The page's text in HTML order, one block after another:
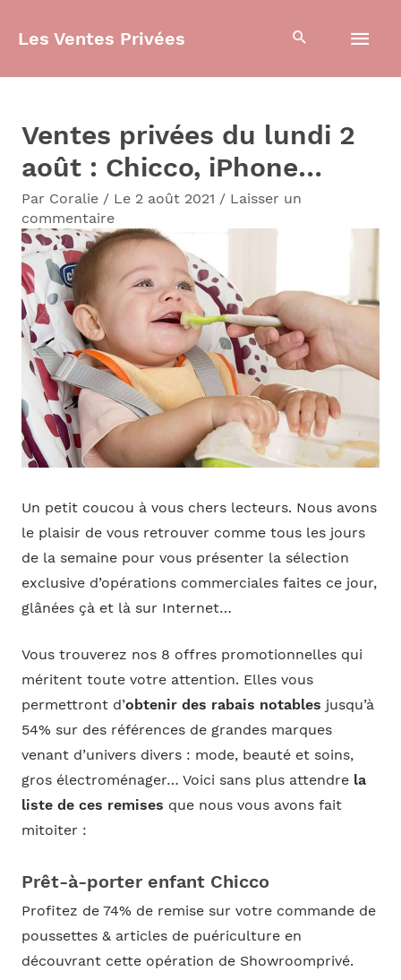
Les Ventes Privées
Ventes privées du lundi 2
août : Chicco, iPhone…
Par Coralie / Le 2 août 2021 / Laisser un
commentaire
Un petit coucou à vous chers lecteurs. Nous avons
le plaisir de vous retrouver comme tous les jours
de la semaine pour vous présenter la sélection
exclusive d’opérations commerciales faites ce jour,
glânées çà et là sur Internet…
Vous trouverez nos 8 offres promotionnelles qui
méritent toute votre attention. Elles vous
permettront d’obtenir des rabais notables jusqu’à
54% sur des références de grandes marques
venant d’univers divers : mode, beauté et soins,
gros électroménager… Voici sans plus attendre la
liste de ces remises que nous vous avons fait
mitoiter :
Prêt-à-porter enfant Chicco
Profitez de 74% de remise sur votre commande de
poussettes & articles de puériculture en
découvrant cette opération de Showroomprivé.